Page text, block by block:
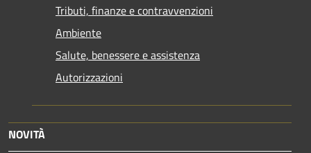
Tributi, finanze e contravvenzioni
Ambiente
Salute, benessere e assistenza
Autorizzazioni
NOVITÀ